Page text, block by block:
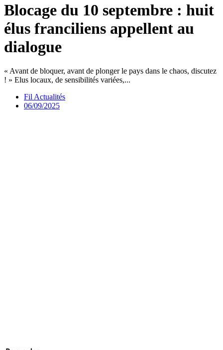
Blocage du 10 septembre : huit
élus franciliens appellent au
dialogue
« Avant de bloquer, avant de plonger le pays dans le chaos, discutez
! » Elus locaux, de sensibilités variées,...
Fil Actualités
06/09/2025